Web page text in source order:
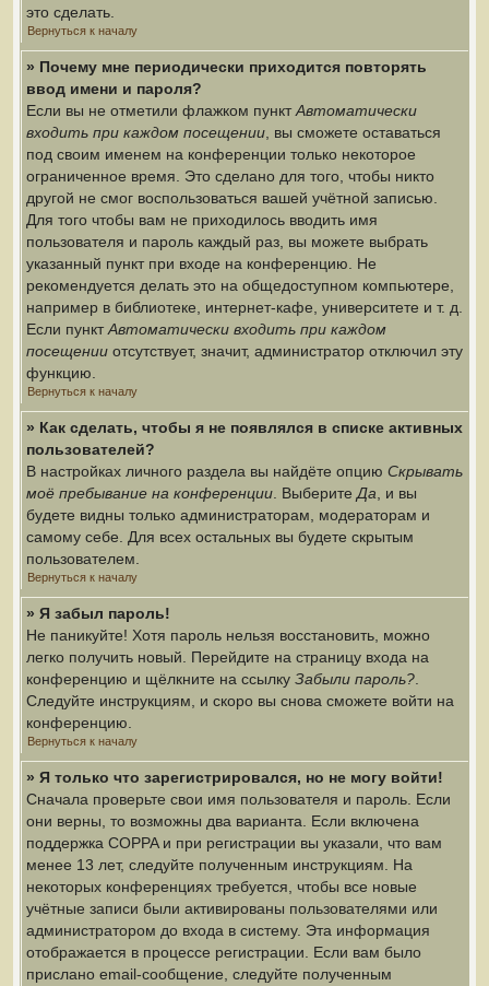
это сделать.
Вернуться к началу
» Почему мне периодически приходится повторять
ввод имени и пароля?
Если вы не отметили флажком пунктАвтоматически
входить при каждом посещении , вы сможете оставаться
под своим именем на конференции только некоторое
ограниченное время. Это сделано для того, чтобы никто
другой не смог воспользоваться вашей учётной записью.
Для того чтобы вам не приходилось вводить имя
пользователя и пароль каждый раз, вы можете выбрать
указанный пункт при входе на конференцию. Не
рекомендуется делать это на общедоступном компьютере,
например в библиотеке, интернет-кафе, университете и т. д.
Если пунктАвтоматически входить при каждом
посещении отсутствует, значит, администратор отключил эту
функцию.
Вернуться к началу
» Как сделать, чтобы я не появлялся в списке активных
пользователей?
В настройках личного раздела вы найдёте опцию Скрывать
моё пребывание на конференции . Выберите Да , и вы
будете видны только администраторам, модераторам и
самому себе. Для всех остальных вы будете скрытым
пользователем.
Вернуться к началу
» Я забыл пароль!
Не паникуйте! Хотя пароль нельзя восстановить, можно
легко получить новый. Перейдите на страницу входа на
конференцию и щёлкните на ссылку Забыли пароль?
Следуйте инструкциям, и скоро вы снова сможете войти на
конференцию.
Вернуться к началу
» Я только что зарегистрировался, но не могу войти!
Сначала проверьте свои имя пользователя и пароль. Если
они верны, то возможны два варианта. Если включена
поддержка COPPA и при регистрации вы указали, что вам
менее 13 лет, следуйте полученным инструкциям. На
некоторых конференциях требуется, чтобы все новые
учётные записи были активированы пользователями или
администратором до входа в систему. Эта информация
отображается в процессе регистрации. Если вам было
прислано email-сообщение, следуйте полученным